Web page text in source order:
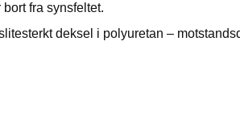
bort fra synsfeltet.
deksel i polyuretan –